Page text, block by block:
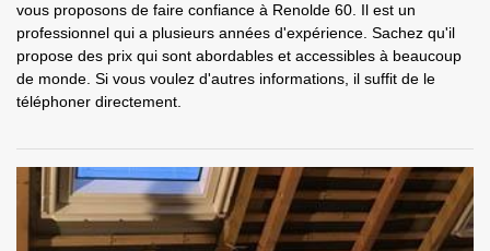
vous proposons de faire confiance à Renolde 60. Il est un
professionnel qui a plusieurs années d'expérience. Sachez qu'il
propose des prix qui sont abordables et accessibles à beaucoup
de monde. Si vous voulez d'autres informations, il suffit de le
téléphoner directement.